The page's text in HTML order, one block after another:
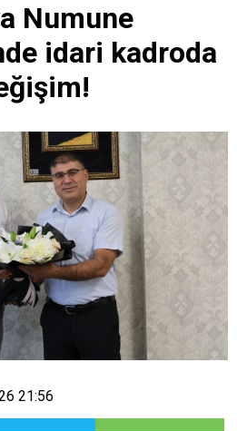
Numune
idari kadroda
21:56